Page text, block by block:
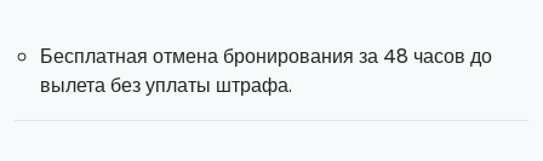
Бесплатная отмена бронирования за 48 часов до
вылета без уплаты штрафа.